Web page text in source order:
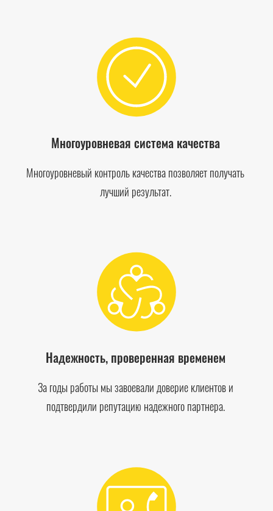
Многоуровневая система качества
Многоуровневый контроль качества позволяет получать
лучший результат.
Надежность, проверенная временем
За годы работы мы завоевали доверие клиентов и
подтвердили репутацию надежного партнера.